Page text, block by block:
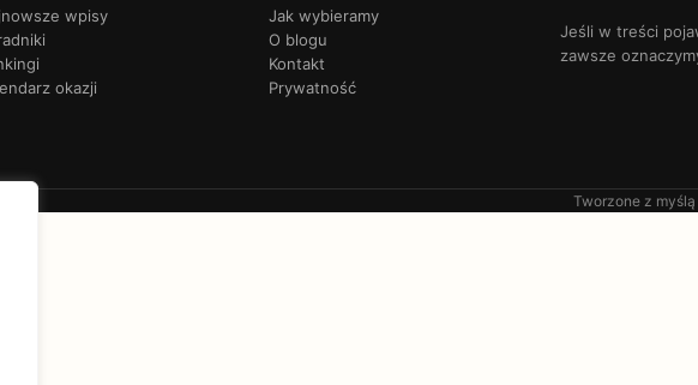
wpisy
okazji
Jak wybieramy
O blogu
Kontakt
Prywatność
Jeśli w treści
zawsze
Tworzone z